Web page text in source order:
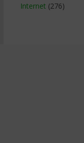
Internet (276)